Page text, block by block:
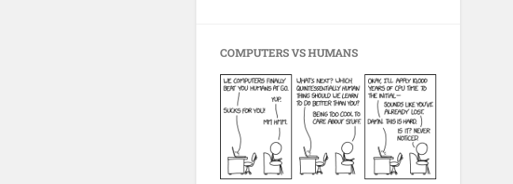
COMPUTERS VS HUMANS